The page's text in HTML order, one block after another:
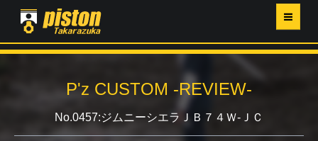
P'Z MAGAZINE
PISTON YAHOO店
P'z CUSTOM -REVIEW-
No.0457:ジムニーシエラＪＢ７４Ｗ-ＪＣ